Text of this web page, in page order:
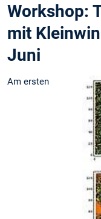
Workshop:
mit
Juni
Am ersten